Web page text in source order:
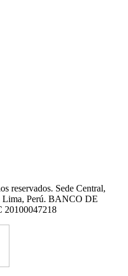
reservados. Sede Central,
Perú. BANCO DE